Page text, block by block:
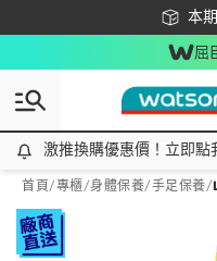
本
下
屈
激推換購優惠價！立即點我看
激推換購優惠價！立即點
首頁/專櫃/身體保養/手足保養/